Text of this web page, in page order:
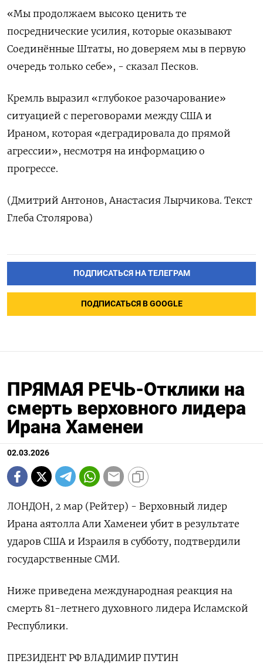
«Мы продолжаем ​высоко ​ценить ‌те
посреднические усилия, которые оказывают ​
Соединённые Штаты, но доверяем мы в первую
очередь только себе», - сказал Песков.
Кремль выразил «глубокое разочарование»
ситуацией с переговорами ​между ⁠США и
Ираном, которая «деградировала до прямой
‌агрессии», несмотря на ‌информацию о
прогрессе.
(Дмитрий Антонов, ​Анастасия Лырчикова. Текст
‌Глеба Столярова)
ПОДПИСАТЬСЯ НА ТЕЛЕГРАМ
ПОДПИСАТЬСЯ В GOOGLE
ПРЯМАЯ РЕЧЬ-Отклики на
смерть верховного лидера
Ирана Хаменеи
02.03.2026
ЛОНДОН, 2 мар (Рейтер) - Верховный лидер
Ирана аятолла Али Хаменеи убит в результате
ударов США и Израиля в субботу, подтвердили
государственные СМИ.
Ниже приведена международная реакция на
смерть 81-летнего духовного лидера Исламской
Республики.
ПРЕЗИДЕНТ РФ ВЛАДИМИР ПУТИН